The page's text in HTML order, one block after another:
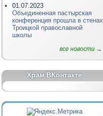
01.07.2023
Объединенная пастырская
конференция прошла в стенах
Троицкой православной
школы
все новости →
Храм ВКонтакте